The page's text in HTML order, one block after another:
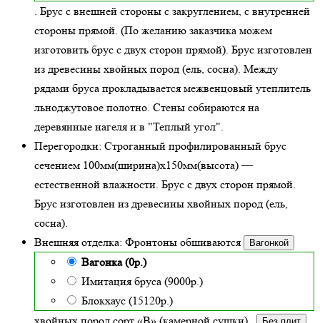
. Брус с внешней стороны с закруглением, с внутренней
стороны прямой. (По желанию заказчика можем
изготовить брус с двух сторон прямой). Брус изготовлен
из древесины хвойных пород (ель, сосна). Между
рядами бруса прокладывается межвенцовый утеплитель
льноджутовое полотно. Стены собираются на
деревянные нагеля и в "Теплый угол".
Перегородки: Строганный профилированный брус
сечением 100мм(ширина)x150мм(высота) —
естественной влажности. Брус с двух сторон прямой.
Брус изготовлен из древесины хвойных пород (ель,
сосна).
Внешняя отделка: Фронтоны обшиваются Вагонкой
Вагонка (0р.)
Имитация бруса (9000р.)
Блокхаус (15120р.)